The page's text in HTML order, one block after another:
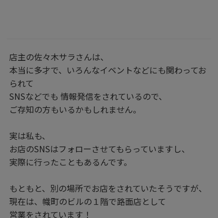
店主の佐々木サラさんは、
本当に多才で、いろんなイベントなどにも関わってお
られて
SNSなどでも 情報発信をされているので、
ご存知の方もいるかもしれません。
実は私も、
お店のSNSはフォローさせてもらっていますし、
実際に行ったこともあるんです。
もともと、別の場所でお店をされていたそうですが、
現在は、幟町のビルの１階で路面店として
営業をされています！